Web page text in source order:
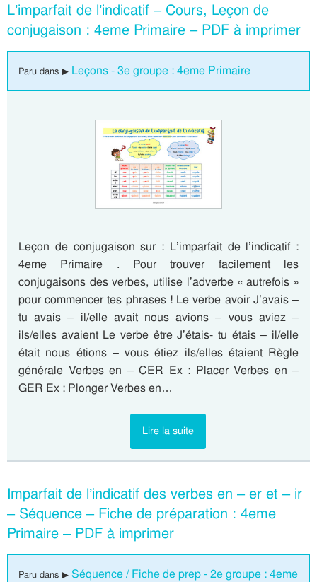
L’imparfait de l’indicatif – Cours, Leçon de
conjugaison : 4eme Primaire – PDF à imprimer
Paru dans ▶ Leçons - 3e groupe : 4eme Primaire
Leçon de conjugaison sur : L’imparfait de l’indicatif :
4eme Primaire . Pour trouver facilement les
conjugaisons des verbes, utilise l’adverbe « autrefois »
pour commencer tes phrases ! Le verbe avoir J’avais –
tu avais – il/elle avait nous avions – vous aviez –
ils/elles avaient Le verbe être J’étais- tu étais – il/elle
était nous étions – vous étiez ils/elles étaient Règle
générale Verbes en – CER Ex : Placer Verbes en –
GER Ex : Plonger Verbes en…
Lire la suite
Imparfait de l’indicatif des verbes en – er et – ir
– Séquence – Fiche de préparation : 4eme
Primaire – PDF à imprimer
Paru dans ▶ Séquence / Fiche de prep - 2e groupe : 4eme